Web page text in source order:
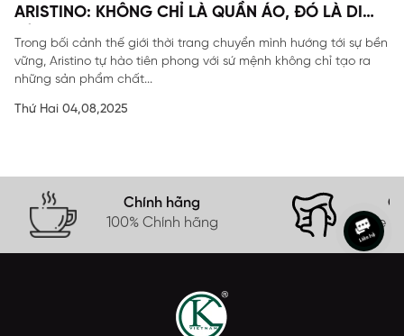
ARISTINO: KHÔNG CHỈ LÀ QUẦN ÁO, ĐÓ LÀ DI
SẢN
Trong bối cảnh thế giới thời trang chuyển mình hướng tới sự bền
vững, Aristino tự hào tiên phong với sứ mệnh không chỉ tạo ra
những sản phẩm chất...
Thứ Hai 04,08,2025
Chính hãng
100% Chính hãng
Free